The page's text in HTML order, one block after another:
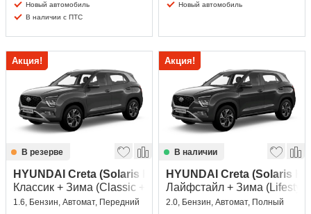
Новый автомобиль
В наличии с ПТС
Новый автомобиль
Акция!
В резерве
HYUNDAI Creta (Solaris HC)
Классик + Зима (Classic + Winter)
1.6, Бензин, Автомат, Передний
Акция!
В наличии
HYUNDAI Creta (Solaris
Лайфстайл + Зима
2.0, Бензин, Автомат, Полный